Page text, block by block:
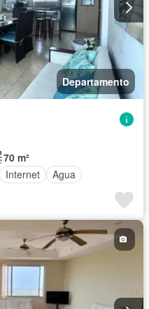
Departamento
70 m²
Internet Agua